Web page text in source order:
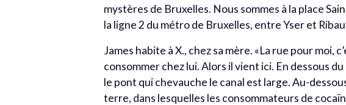
mystères de Bruxelles. Nous sommes à la place
la ligne 2 du métro de Bruxelles, entre Yser et
James habite à X., chez sa mère. «La rue pour moi,
consommer chez lui. Alors il vient ici. En dessous
le pont qui chevauche le canal est large. Au-
terre, dans lesquelles les consommateurs de